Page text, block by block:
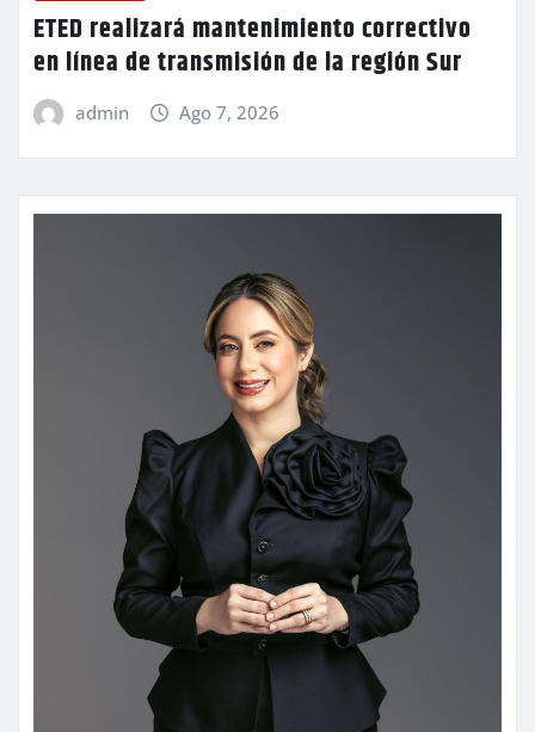
ETED realizará mantenimiento correctivo
en línea de transmisión de la región Sur
admin Ago 7, 2026